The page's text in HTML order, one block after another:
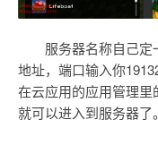
服务器名称自己
地址，端口输入你
在云应用的应用管理
就可以进入到服务器了。